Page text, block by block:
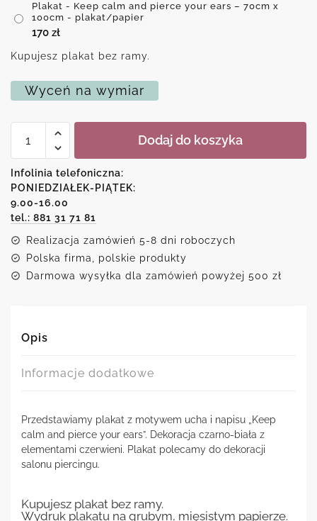
Plakat - Keep calm and pierce your ears – 70cm x
100cm - plakat/papier
170 zł
Kupujesz plakat bez ramy.
Wyceń na wymiar
Plakat
calm
and
pierce
your
Dodaj do koszyka
Infolinia telefoniczna:
PONIEDZIAŁEK-PIĄTEK:
9.00-16.00
tel.: 881 31 71 81
Realizacja zamówień 5-8 dni roboczych
Polska firma, polskie produkty
Darmowa wysyłka dla zamówień powyżej 500 zł
Opis
Informacje dodatkowe
Przedstawiamy plakat z motywem ucha i napisu „Keep
calm and pierce your ears”. Dekoracja czarno-biała z
elementami czerwieni. Plakat polecamy do dekoracji
salonu piercingu.
Kupujesz plakat bez ramy.
Wydruk plakatu na grubym, mięsistym papierze.